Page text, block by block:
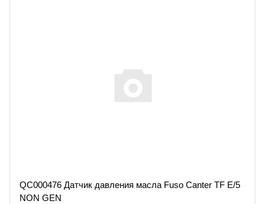
QC000476 Датчик давления масла Fuso Canter TF E/5
NON GEN